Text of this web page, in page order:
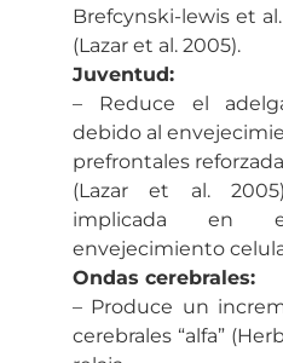
Brefcynski-lewis et
(Lazar et al. 2005).
Juventud:
– Reduce el
debido al
prefrontales
(Lazar et al.
implicada en
envejecimiento
Ondas cerebrales:
– Produce un
cerebrales “alfa”